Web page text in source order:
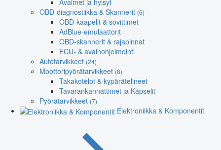
OBD-diagnostiikka & Skannerit (6)
OBD-kaapelit & sovittimet
AdBlue-emulaattorit
OBD-skannerit & rajapinnat
ECU- & avainohjelmointi
Autotarvikkeet (24)
Moottoripyörätarvikkeet (8)
Takakotelot & kypärätelineet
Tavarankannattimet ja Kapselit
Pyörätarvikkeet (7)
Elektroniikka & Komponentit